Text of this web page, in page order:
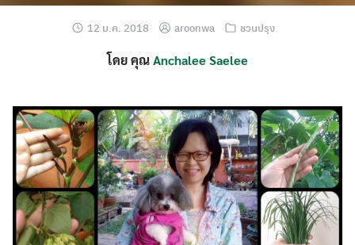
12 ม.ค. 2018 aroonwa ชวนปรุง
โดย คุณAnchalee Saelee